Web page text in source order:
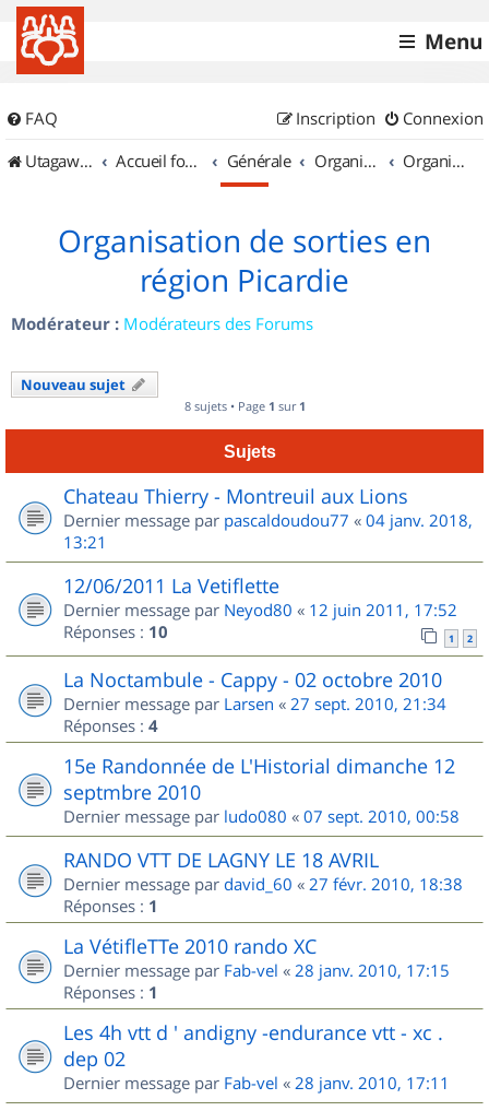
Menu
FAQ Connexion
Inscription
UtagawaVTT (Randos VTT et VTTAE avec traces GPS)
Accueil forum Générale Organisation de sorties & Recherche de partenaires Organisation de sorties en région Picardie
Organisation de sorties en
région Picardie
Modérateur : Modérateurs des Forums
Nouveau sujet
8 sujets • Page 1 sur 1
Sujets
Chateau Thierry - Montreuil aux Lions
Dernier message par pascaldoudou77 « 04 janv. 2018,
13:21
12/06/2011 La Vetiflette
Dernier message par Neyod80 « 12 juin 2011, 17:52
Réponses : 10 1 2
La Noctambule - Cappy - 02 octobre 2010
Dernier message par Larsen « 27 sept. 2010, 21:34
Réponses : 4
15e Randonnée de L'Historial dimanche 12
septmbre 2010
Dernier message par ludo080 « 07 sept. 2010, 00:58
RANDO VTT DE LAGNY LE 18 AVRIL
Dernier message par david_60 « 27 févr. 2010, 18:38
Réponses : 1
La VétifleTTe 2010 rando XC
Dernier message par Fab-vel « 28 janv. 2010, 17:15
Réponses : 1
Les 4h vtt d ' andigny -endurance vtt - xc .
dep 02
Dernier message par Fab-vel « 28 janv. 2010, 17:11